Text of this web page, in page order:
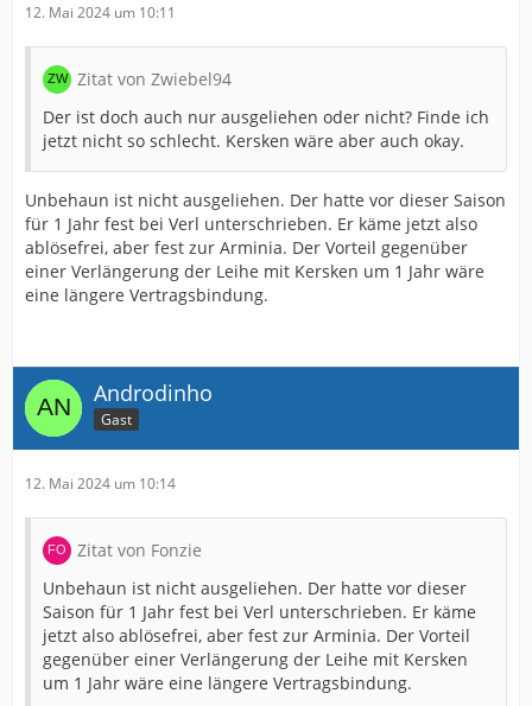
12. Mai 2024 um 10:11
Zitat von Zwiebel94
Der ist doch auch nur ausgeliehen oder nicht? Finde ich
jetzt nicht so schlecht. Kersken wäre aber auch okay.
Unbehaun ist nicht ausgeliehen. Der hatte vor dieser Saison
für 1 Jahr fest bei Verl unterschrieben. Er käme jetzt also
ablösefrei, aber fest zur Arminia. Der Vorteil gegenüber
einer Verlängerung der Leihe mit Kersken um 1 Jahr wäre
eine längere Vertragsbindung.
Androdinho
Gast
12. Mai 2024 um 10:14
Zitat von Fonzie
Unbehaun ist nicht ausgeliehen. Der hatte vor dieser
Saison für 1 Jahr fest bei Verl unterschrieben. Er käme
jetzt also ablösefrei, aber fest zur Arminia. Der Vorteil
gegenüber einer Verlängerung der Leihe mit Kersken
um 1 Jahr wäre eine längere Vertragsbindung.